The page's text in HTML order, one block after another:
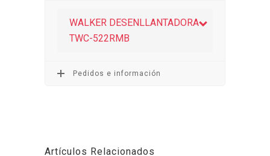
WALKER DESENLLANTADORA
TWC-522RMB
Pedidos e información
Artículos Relacionados